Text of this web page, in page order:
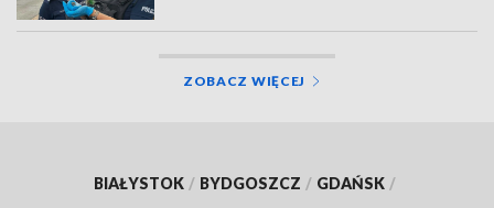
ZOBACZ WIĘCEJ
BIAŁYSTOK / BYDGOSZCZ / GDAŃSK /